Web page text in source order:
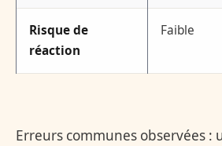
Risque de
réaction
Faible
Erreurs communes observées :